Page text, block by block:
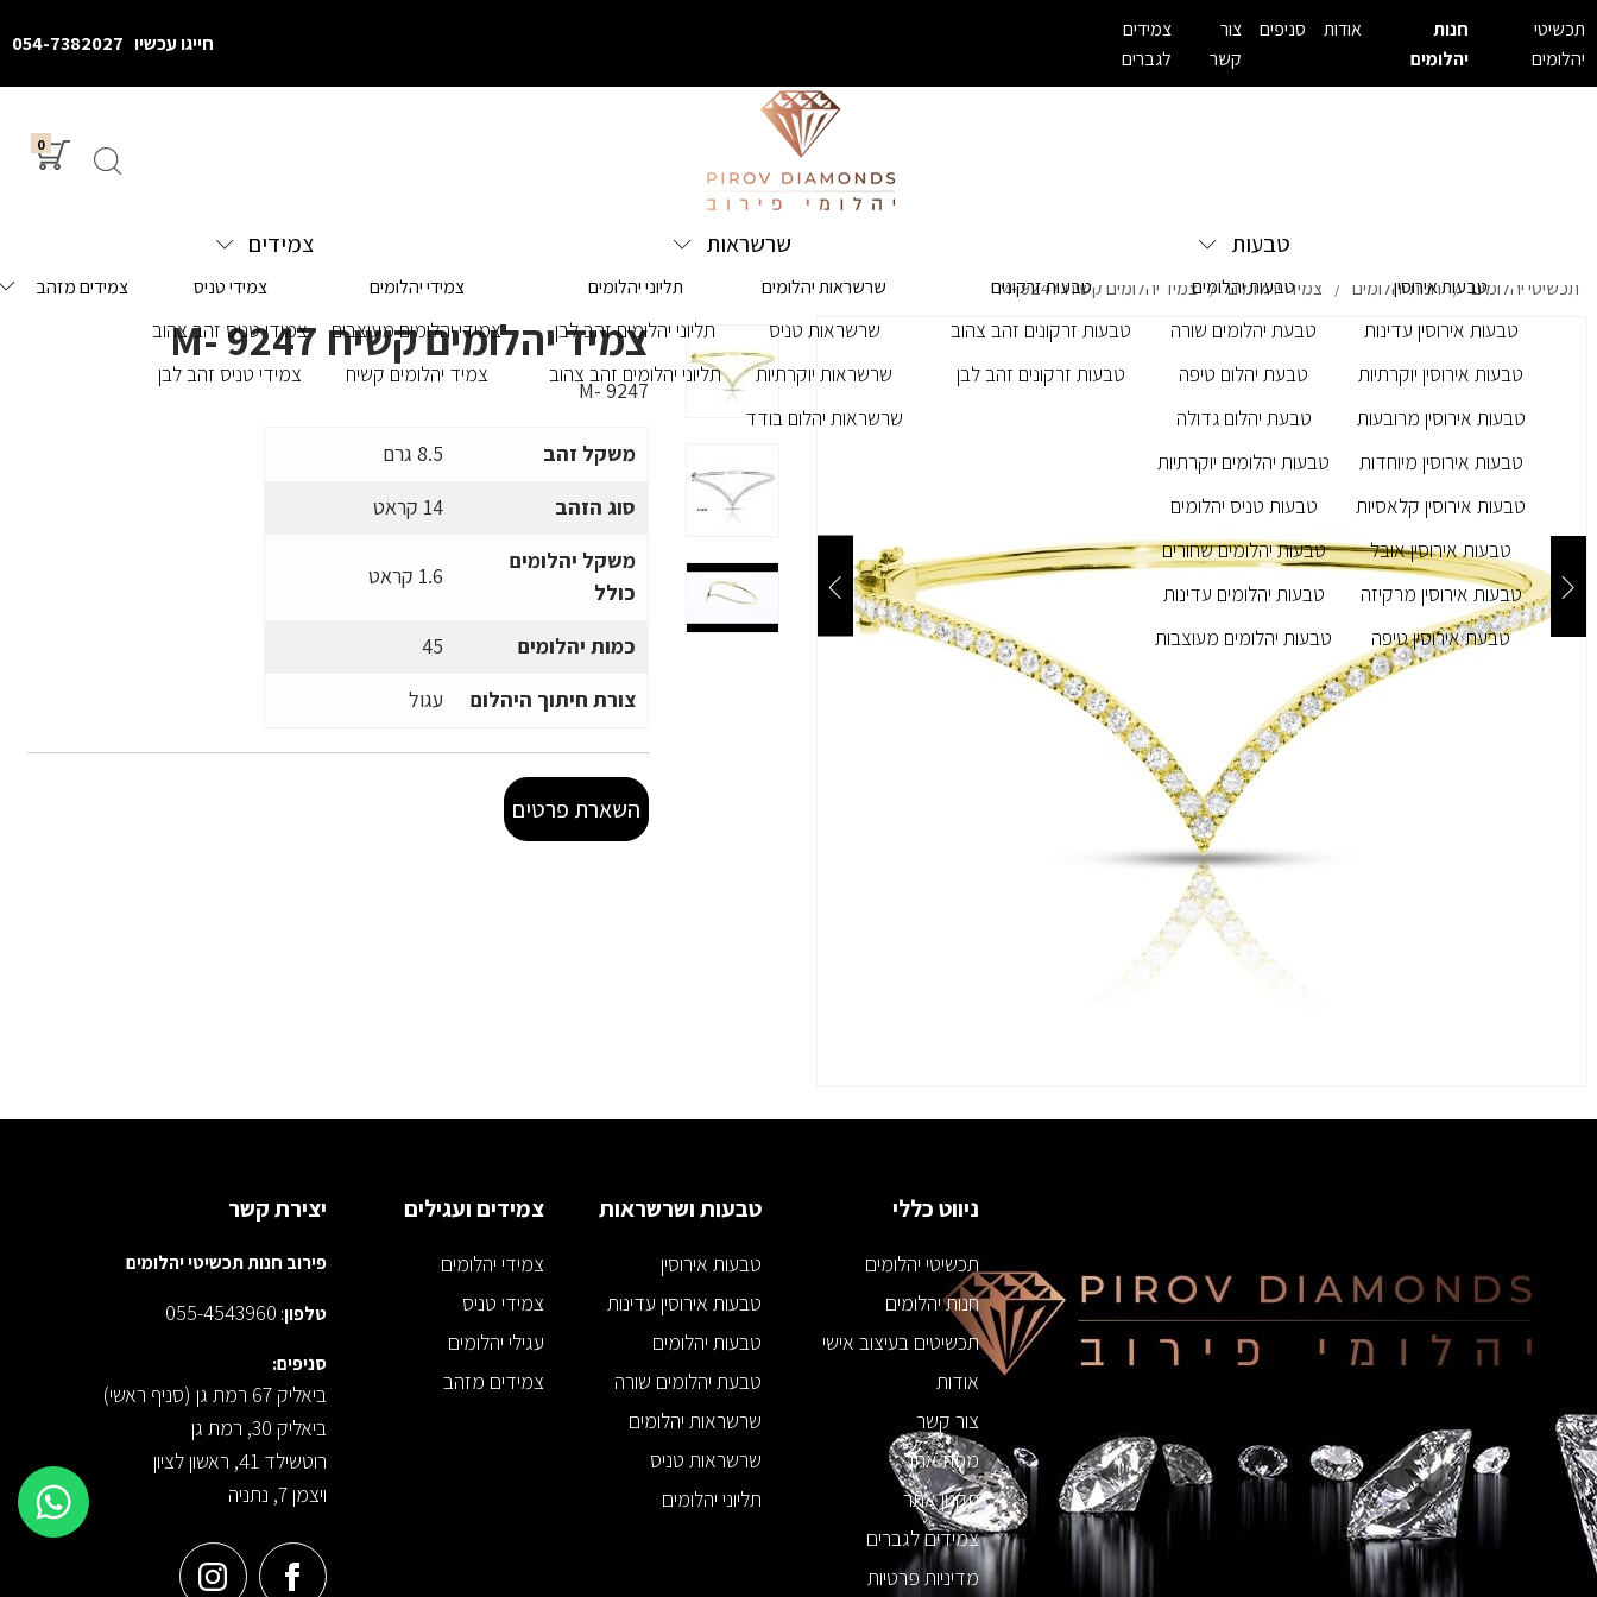
תכשיטי
יהלומים
חנות
יהלומים
אודות סניפים
צור
קשר
צמידים
לגברים
חייגו עכשיו 054-7382027
0
טבעות
טבעות אירוסין
טבעות אירוסין עדינות
טבעות אירוסין יוקרתיות
טבעות אירוסין מרובעות
טבעות אירוסין מיוחדות
טבעות אירוסין קלאסיות
טבעות אירוסין אובל
טבעות אירוסין מרקיזה
טבעת אירוסין טיפה
טבעות יהלומים
טבעת יהלומים שורה
טבעת יהלום טיפה
טבעת יהלום גדולה
טבעות יהלומים יוקרתיות
טבעות טניס יהלומים
טבעות יהלומים שחורים
טבעות יהלומים עדינות
טבעות יהלומים מעוצבות
טבעות זרקונים
טבעות זרקונים זהב צהוב
טבעות זרקונים זהב לבן
שרשראות
שרשראות יהלומים
שרשראות טניס
שרשראות יוקרתיות
שרשראות יהלום בודד
תליוני יהלומים
תליוני יהלומים זהב לבן
תליוני יהלומים זהב צהוב
צמידים
צמידי יהלומים
צמידי יהלומים מעוצבים
צמיד יהלומים קשיח
צמידי טניס
צמידי טניס זהב צהוב
צמידי טניס זהב לבן
צמידים מזהב תכשיטי יהלומים / חנות יהלומים / צמידי יהלומים / צמיד יהלומים קשיח M- 9247
צמיד יהלומים קשיח M- 9247
M- 9247
משקל זהב
8.5 גרם
סוג הזהב
14 קראט
משקל יהלומים
כולל
1.6 קראט
כמות יהלומים
45
צורת חיתוך היהלום
עגול
השארת פרטים
ניווט כללי
תכשיטי יהלומים
חנות יהלומים
תכשיטים בעיצוב אישי
אודות
צור קשר
מפת אתר
תקנון אתר
צמידים לגברים
מדיניות פרטיות
טבעות ושרשראות
טבעות אירוסין
טבעות אירוסין עדינות
טבעות יהלומים
טבעת יהלומים שורה
שרשראות יהלומים
שרשראות טניס
תליוני יהלומים
צמידים ועגילים
צמידי יהלומים
צמידי טניס
עגילי יהלומים
צמידים מזהב
יצירת קשר
פירוב חנות תכשיטי יהלומים
טלפון:
055-4543960
סניפים:
ביאליק 67 רמת גן (סניף ראשי)
ביאליק 30, רמת גן
רוטשילד 41, ראשון לציון
ויצמן 7, נתניה